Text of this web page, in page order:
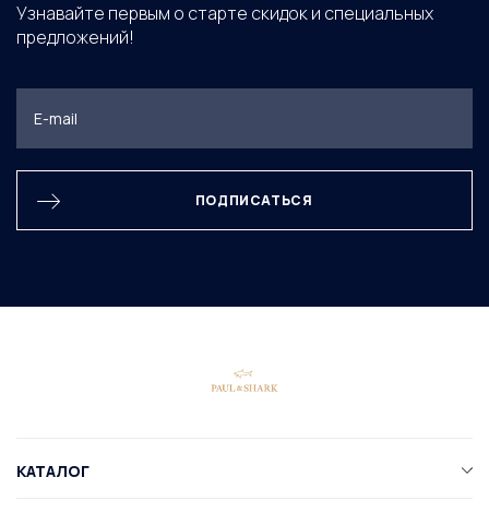
Узнавайте первым о старте скидок и специальных
предложений!
ПОДПИСАТЬСЯ
КАТАЛОГ